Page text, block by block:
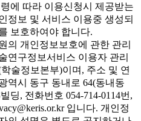
에 따라 이용신청시 제공받는
정보 및 서비스 이용중 생성되
보호하여야 합니다.
의 개인정보보호에 관한 관리
연구정보서비스 이용자 관리
술정보본부)이며, 주소 및 연
역시 동구 동내로 64(동내동
딩, 전화번호 054-714-0114번,
입니다. 개인정